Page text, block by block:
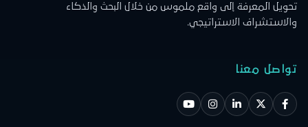
تحويل المعرفة إلى واقع ملموس من خلال البحث والذكاء
والاستشراف الاستراتيجي.
تواصل معنا